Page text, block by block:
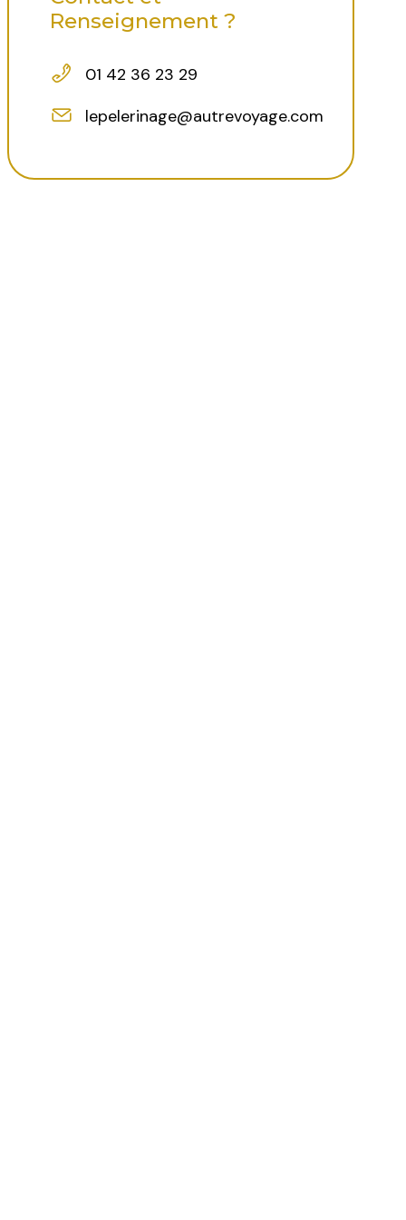
Renseignement ?
01 42 36 23 29
lepelerinage@autrevoyage.com